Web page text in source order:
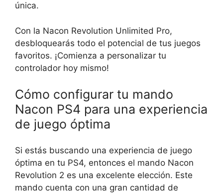
única.
Con la Nacon Revolution Unlimited Pro,
desbloquearás todo el potencial de tus juegos
favoritos. ¡Comienza a personalizar tu
controlador hoy mismo!
Cómo configurar tu mando
Nacon PS4 para una experiencia
de juego óptima
Si estás buscando una experiencia de juego
óptima en tu PS4, entonces el mando Nacon
Revolution 2 es una excelente elección. Este
mando cuenta con una gran cantidad de